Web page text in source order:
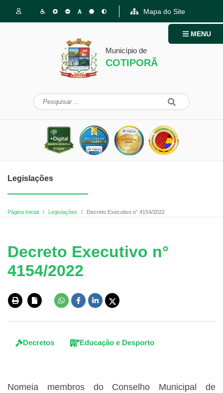
Mapa do Site
Município de
COTIPORÃ
MENU
Legislações
Página Inicial Legislações Decreto Executivo n° 4154/2022
Decreto Executivo n°
4154/2022
Decretos Educação e Desporto
Nomeia membros do Conselho Municipal de